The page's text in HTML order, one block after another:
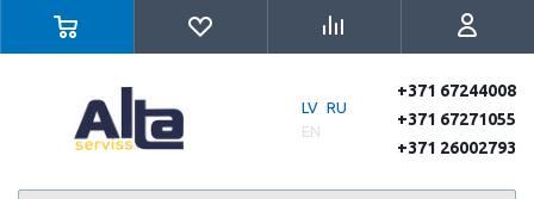
LV RU
EN
+371 67244008
+371 67271055
+371 26002793